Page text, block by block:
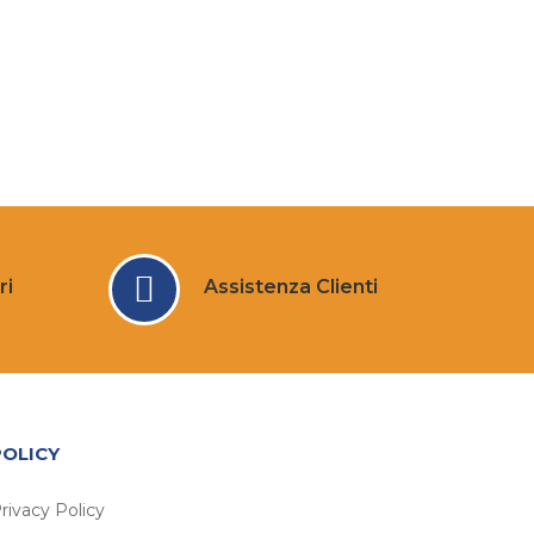
Assistenza Clienti
Policy